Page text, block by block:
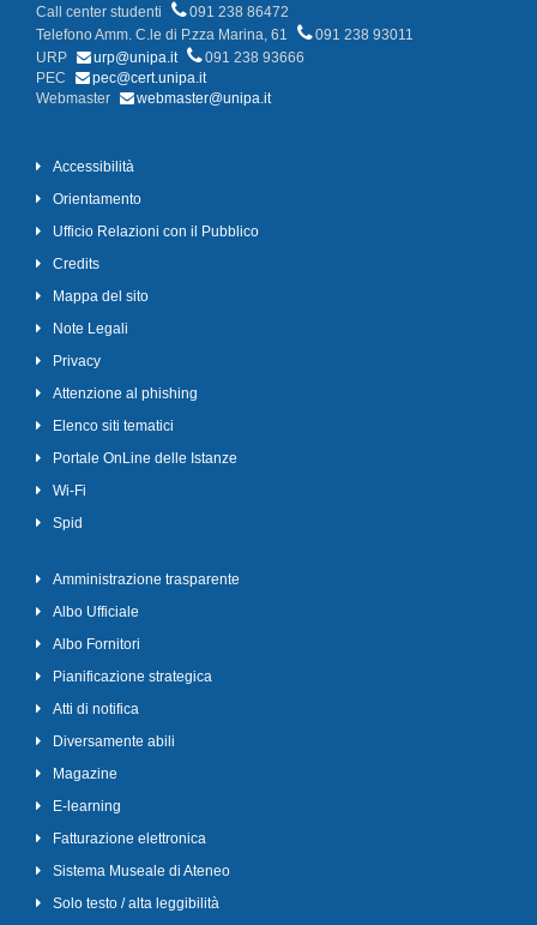
Call center studenti
091 238 86472
Telefono Amm. C.le di P.zza Marina, 61
091 238 93011
URP
urp@unipa.it
091 238 93666
PEC
pec@cert.unipa.it
Webmaster
webmaster@unipa.it
Accessibilità
Orientamento
Ufficio Relazioni con il Pubblico
Credits
Mappa del sito
Note Legali
Privacy
Attenzione al phishing
Elenco siti tematici
Portale OnLine delle Istanze
Wi-Fi
Spid
Amministrazione trasparente
Albo Ufficiale
Albo Fornitori
Pianificazione strategica
Atti di notifica
Diversamente abili
Magazine
E-learning
Fatturazione elettronica
Sistema Museale di Ateneo
Solo testo / alta leggibilità